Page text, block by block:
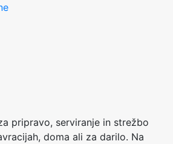
pripravo, serviranje in strežbo
doma ali za darilo. Na